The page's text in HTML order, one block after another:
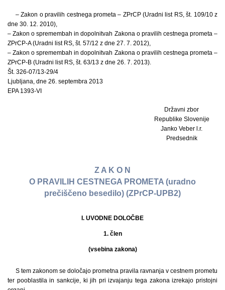
– Zakon o pravilih cestnega prometa – ZPrCP (Uradni list RS, št. 109/10 z
dne 30. 12. 2010),
– Zakon o spremembah in dopolnitvah Zakona o pravilih cestnega prometa –
ZPrCP-A (Uradni list RS, št. 57/12 z dne 27. 7. 2012),
– Zakon o spremembah in dopolnitvah Zakona o pravilih cestnega prometa –
ZPrCP-B (Uradni list RS, št. 63/13 z dne 26. 7. 2013).
Št. 326-07/13-29/4
Ljubljana, dne 26. septembra 2013
EPA 1393-VI
Državni zbor
Republike Slovenije
Janko Veber l.r.
Predsednik
Z A K O N
O PRAVILIH CESTNEGA PROMETA (uradno
prečiščeno besedilo) (ZPrCP-UPB2)
I. UVODNE DOLOČBE
1. člen
(vsebina zakona)
S tem zakonom se določajo prometna pravila ravnanja v cestnem prometu
ter pooblastila in sankcije, ki jih pri izvajanju tega zakona izrekajo pristojni